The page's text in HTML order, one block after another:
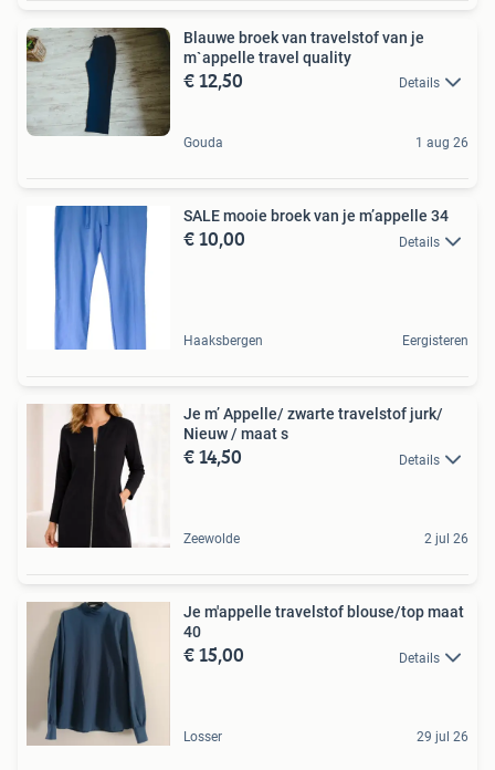
Blauwe broek van travelstof van je
m`appelle travel quality
€ 12,50 Details
Gouda 1 aug 26
SALE mooie broek van je m’appelle 34
€ 10,00 Details
Haaksbergen Eergisteren
Je m’ Appelle/ zwarte travelstof jurk/
Nieuw / maat s
€ 14,50 Details
Zeewolde 2 jul 26
Je m'appelle travelstof blouse/top maat
40
€ 15,00 Details
Losser 29 jul 26